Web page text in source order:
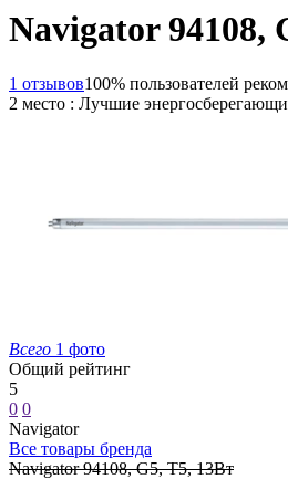
Navigator 94108,
1 отзывов100% пользователей
2 место : Лучшие
Всего 1 фото
Общий рейтинг
5
0 0
Navigator
Все товары бренда
Navigator 94108, G5, T5, 13Вт